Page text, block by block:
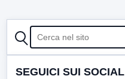
CERCA
SEGUICI SUI SOCIAL